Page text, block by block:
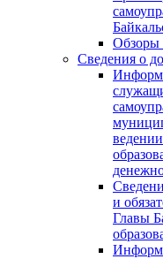
Обзоры
Сведения о
и
Главы